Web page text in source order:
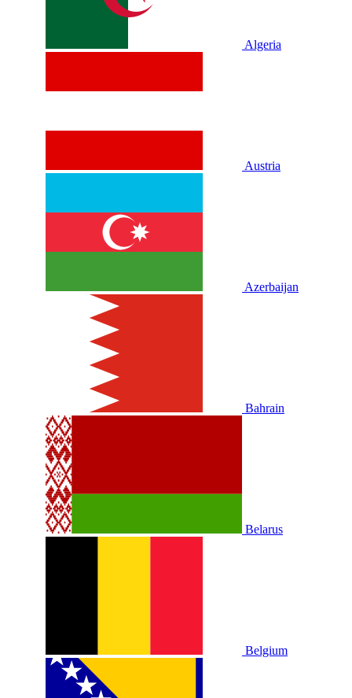
Algeria
Austria
Azerbaijan
Bahrain
Belarus
Belgium